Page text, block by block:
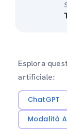
Esplora
artificiale:
ChatGPT
Modalità